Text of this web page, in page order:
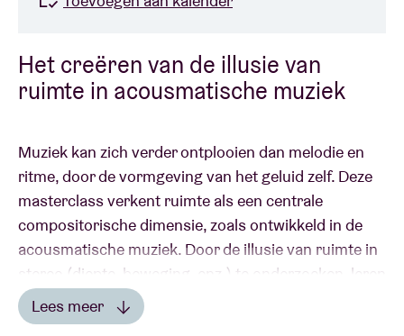
Het creëren van de illusie van
ruimte in acousmatische muziek
Muziek kan zich verder ontplooien dan melodie en
ritme, door de vormgeving van het geluid zelf. Deze
masterclass verkent ruimte als een centrale
compositorische dimensie, zoals ontwikkeld in de
acousmatische muziek. Door de illusie van ruimte in
stereo (diepte, beweging, enz.) te onderzoeken, leren
deelnemers hoe ze ruimtelijke waarneming bewust
kunnen vormgeven en transformeren door middel
Lees meer